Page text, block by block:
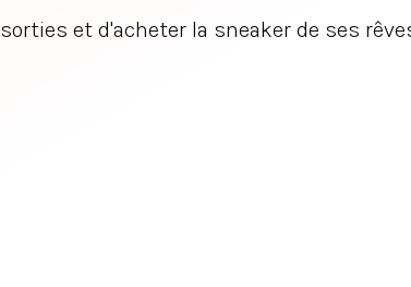
sorties et d'acheter la sneaker de ses